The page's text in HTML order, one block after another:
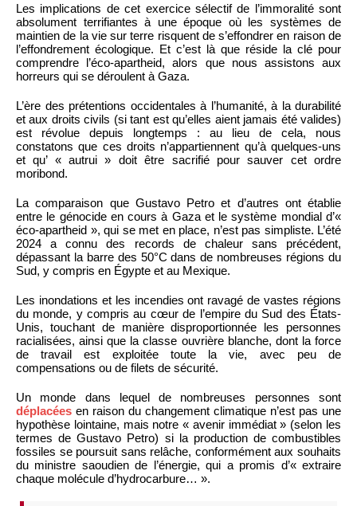
Les implications de cet exercice sélectif de l’immoralité sont
absolument terrifiantes à une époque où les systèmes de
maintien de la vie sur terre risquent de s’effondrer en raison de
l’effondrement écologique. Et c’est là que réside la clé pour
comprendre l’éco-apartheid, alors que nous assistons aux
horreurs qui se déroulent à Gaza.
L’ère des prétentions occidentales à l’humanité, à la durabilité
et aux droits civils (si tant est qu’elles aient jamais été valides)
est révolue depuis longtemps : au lieu de cela, nous
constatons que ces droits n’appartiennent qu’à quelques-uns
et qu’ « autrui » doit être sacrifié pour sauver cet ordre
moribond.
La comparaison que Gustavo Petro et d’autres ont établie
entre le génocide en cours à Gaza et le système mondial d’«
éco-apartheid », qui se met en place, n’est pas simpliste. L’été
2024 a connu des records de chaleur sans précédent,
dépassant la barre des 50°C dans de nombreuses régions du
Sud, y compris en Égypte et au Mexique.
Les inondations et les incendies ont ravagé de vastes régions
du monde, y compris au cœur de l’empire du Sud des États-
Unis, touchant de manière disproportionnée les personnes
racialisées, ainsi que la classe ouvrière blanche, dont la force
de travail est exploitée toute la vie, avec peu de
compensations ou de filets de sécurité.
Un monde dans lequel de nombreuses personnes sont
déplacées en raison du changement climatique n’est pas une
hypothèse lointaine, mais notre « avenir immédiat » (selon les
termes de Gustavo Petro) si la production de combustibles
fossiles se poursuit sans relâche, conformément aux souhaits
du ministre saoudien de l’énergie, qui a promis d’« extraire
chaque molécule d’hydrocarbure… ».